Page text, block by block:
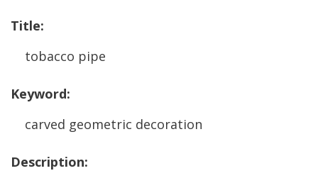
Title:
tobacco pipe
Keyword:
carved geometric decoration
Description: